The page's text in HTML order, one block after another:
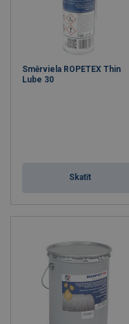
Smērviela ROPETEX Thin
Lube 30
Skatīt